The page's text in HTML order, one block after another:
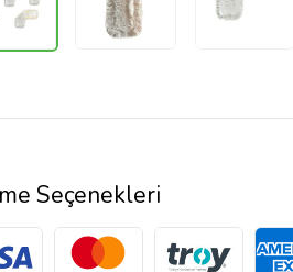
Seçenekleri